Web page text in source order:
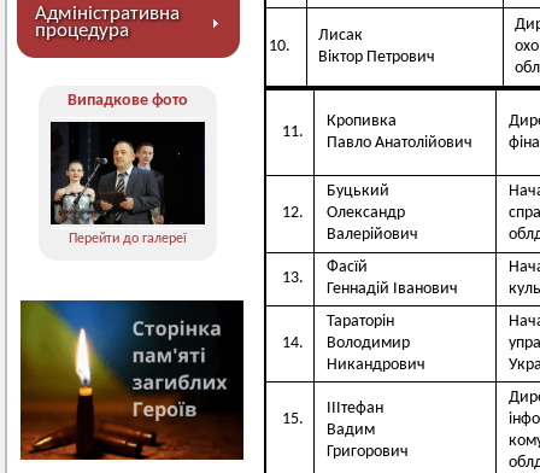
Адміністративна
процедура
Випадкове фото
Перейти до галереї
10.
Лисак
Віктор Петрович
11.
Кропивка
Павло Анатолійович
12.
Буцький
Олександр
Валерійович
13.
Фасїй
Геннадій Іванович
14.
Тараторін
Володимир
Никандрович
15.
ІІІтефан
Вадим
Григорович